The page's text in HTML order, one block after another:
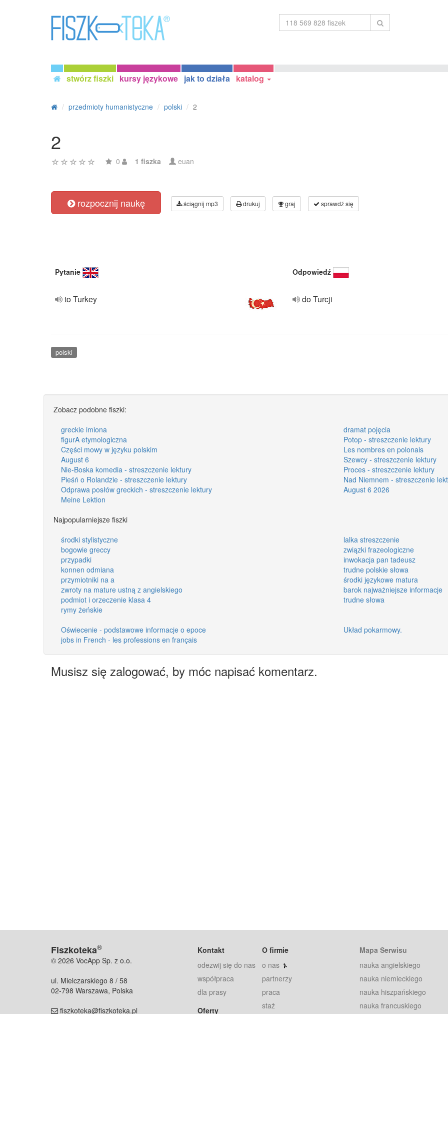
stwórz fiszki kursy językowe jak to działa katalog
przedmioty humanistyczne polski 2
2
0 1 fiszka euan
rozpocznij naukę ściągnij mp3 drukuj graj sprawdź się
Pytanie Odpowiedź
to Turkey do Turcji
polski
Zobacz podobne fiszki:
greckie imiona
dramat pojęcia
figurA etymologiczna
Potop - streszczenie lektury
Części mowy w języku polskim
Les nombres en polonais
August 6
Szewcy - streszczenie lektury
Nie-Boska komedia - streszczenie lektury
Proces - streszczenie lektury
Pieśń o Rolandzie - streszczenie lektury
Nad Niemnem - streszczenie
Odprawa posłów greckich - streszczenie lektury
August 6 2026
Meine Lektion
Najpopularniejsze fiszki
środki stylistyczne
lalka streszczenie
bogowie greccy
związki frazeologiczne
przypadki
inwokacja pan tadeusz
konnen odmiana
trudne polskie słowa
przymiotniki na a
środki językowe matura
zwroty na mature ustną z angielskiego
barok najważniejsze informacje
podmiot i orzeczenie klasa 4
trudne słowa
rymy żeńskie
Oświecenie - podstawowe informacje o epoce
Układ pokarmowy.
jobs in French - les professions en français
Musisz się zalogować, by móc napisać komentarz.
Fiszkoteka®
© 2026 VocApp Sp. z o.o.
ul. Mielczarskiego 8 / 58
02-798 Warszawa, Polska
fiszkoteka@fiszkoteka.pl
Kontakt
odezwij się do nas
współpraca
dla prasy
Oferty
O firmie
o nas
partnerzy
praca
staż
Mapa Serwisu
nauka angielskiego
nauka niemieckiego
nauka hiszpańskiego
nauka francuskiego